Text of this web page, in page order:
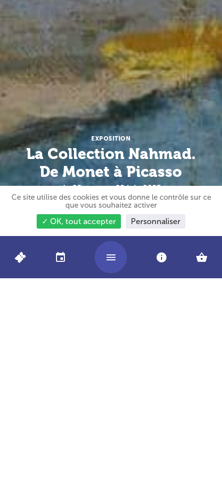
EXPOSITION
La Collection Nahmad.
De Monet à Picasso
du 28 mars au 29 juin 2025
Ce site utilise des cookies et vous donne le contrôle sur ce
que vous souhaitez activer
✓ OK, tout accepter Personnaliser